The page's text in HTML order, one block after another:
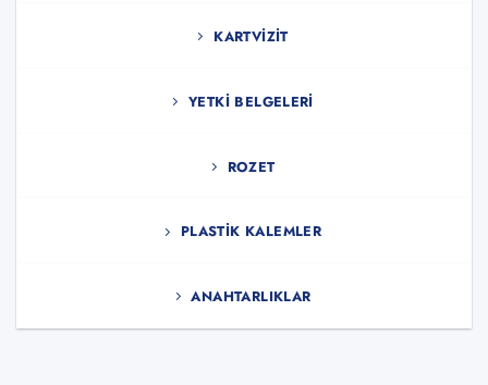
KARTVIZIT
YETKI BELGELERI
ROZET
PLASTIK KALEMLER
ANAHTARLIKLAR